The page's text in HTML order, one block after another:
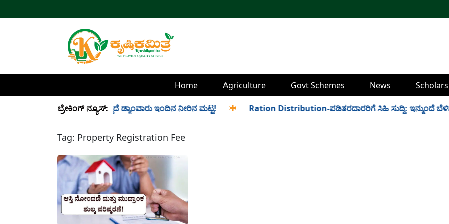
Home Agriculture Govt Schemes News
ಬ್ರೇಕಿಂಗ್ ನ್ಯೂಸ್:
TMC ನೀರು ಸಂಗ್ರಹ! ಇಲ್ಲಿದೆ ಡ್ಯಾಂವಾರು ಇಂದಿನ ನೀರಿನ ಮಟ್ಟ! Ration Distribution-ಪಡಿತರದಾರರಿಗೆ ಸಿಹಿ ಸುದ್ದಿ: ಇನ್ಮುಂದೆ
Tag: Property Registration Fee